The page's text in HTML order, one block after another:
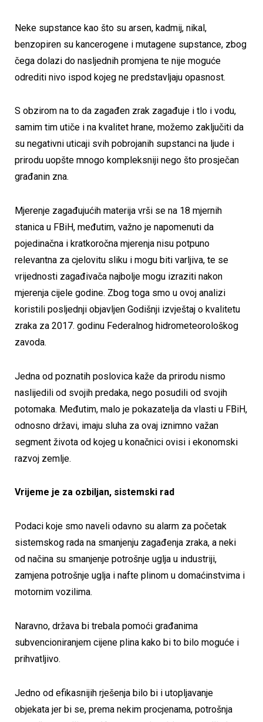
Neke supstance kao što su arsen, kadmij, nikal,
benzopiren su kancerogene i mutagene supstance, zbog
čega dolazi do nasljednih promjena te nije moguće
odrediti nivo ispod kojeg ne predstavljaju opasnost.
S obzirom na to da zagađen zrak zagađuje i tlo i vodu,
samim tim utiče i na kvalitet hrane, možemo zaključiti da
su negativni uticaji svih pobrojanih supstanci na ljude i
prirodu uopšte mnogo kompleksniji nego što prosječan
građanin zna.
Mjerenje zagađujućih materija vrši se na 18 mjernih
stanica u FBiH, međutim, važno je napomenuti da
pojedinačna i kratkoročna mjerenja nisu potpuno
relevantna za cjelovitu sliku i mogu biti varljiva, te se
vrijednosti zagađivača najbolje mogu izraziti nakon
mjerenja cijele godine. Zbog toga smo u ovoj analizi
koristili posljednji objavljen Godišnji izvještaj o kvalitetu
zraka za 2017. godinu Federalnog hidrometeorološkog
zavoda.
Jedna od poznatih poslovica kaže da prirodu nismo
naslijedili od svojih predaka, nego posudili od svojih
potomaka. Međutim, malo je pokazatelja da vlasti u FBiH,
odnosno državi, imaju sluha za ovaj iznimno važan
segment života od kojeg u konačnici ovisi i ekonomski
razvoj zemlje.
Vrijeme je za ozbiljan, sistemski rad
Podaci koje smo naveli odavno su alarm za početak
sistemskog rada na smanjenju zagađenja zraka, a neki
od načina su smanjenje potrošnje uglja u industriji,
zamjena potrošnje uglja i nafte plinom u domaćinstvima i
motornim vozilima.
Naravno, država bi trebala pomoći građanima
subvencioniranjem cijene plina kako bi to bilo moguće i
prihvatljivo.
Jedno od efikasnijih rješenja bilo bi i utopljavanje
objekata jer bi se, prema nekim procjenama, potrošnja